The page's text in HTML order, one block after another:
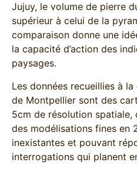
Jujuy, le volume de pierre
supérieur à celui de la
comparaison donne une
la capacité d’action des
paysages.
Les données recueillies à la
de Montpellier sont des
5cm de résolution spatiale,
des modélisations fines en
inexistantes et pouvant
interrogations qui planent